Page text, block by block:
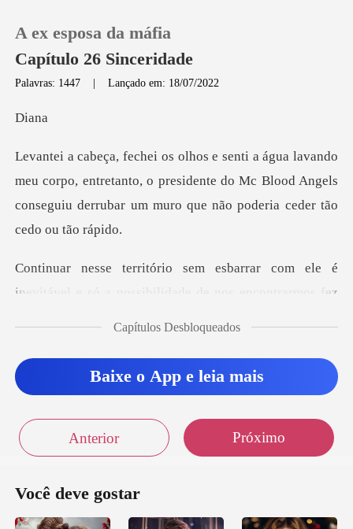
Loja
Histórico
A ex esposa da máfia
Capítulo 26 Sinceridade
Palavras: 1447 |Lançado em: 18/07/2022
i
corpo, entretanto, o presidente do Mc Blood Angels
conseguiu d
evitável e só a possibilidade de nos encontrarmos fe
Capítulos Desbloqueados
Baixe o App e leia mais
Anterior Próximo
Você deve gostar